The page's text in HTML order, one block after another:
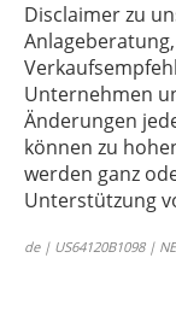
Disclaimer zu
Unternehmen
Änderungen
können zu
werden ganz
Unterstützung
de | US64120B1098 |